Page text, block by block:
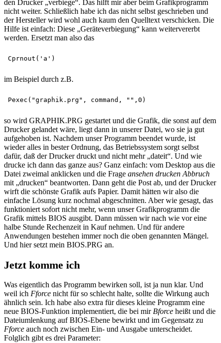
den Drucker „verbiege“. Das hilft mir aber beim Grafikprogramm
nicht weiter. Schließlich habe ich das nicht selbst geschrieben und
der Hersteller wird wohl auch kaum den Quelltext verschicken. Die
Hilfe ist einfach: Diese „Geräteverbiegung“ kann weitervererbt
werden. Ersetzt man also das
im Beispiel durch z.B.
so wird GRAPHIK.PRG gestartet und die Grafik, die sonst auf dem
Drucker gelandet wäre, liegt dann in unserer Datei, wo sie ja gut
aufgehoben ist. Nachdem unser Programm beendet wurde, ist
wieder alles in bester Ordnung, das Betriebssystem sorgt selbst
dafür, daß der Drucker druckt und nicht mehr „dateit“. Und wie
drucke ich dann das ganze aus? Ganz einfach: vom Desktop aus die
Datei zweimal anklicken und die Frage ansehen drucken Abbruch
mit „drucken“ beantworten. Dann geht die Post ab, und der Drucker
wirft die schönste Grafik aufs Papier. Damit hätten wir also die
einfache Lösung kurz nochmal abgeschnitten. Aber wie gesagt, das
funktioniert sofort nicht mehr, wenn unser Grafikprogramm die
Grafik mittels BIOS ausgibt. Dann müssen wir nach wie vor eine
halbe Stunde Rechenzeit in Kauf nehmen. Und für andere
Anwendungen bestehen immer noch die oben genannten Mängel.
Und hier setzt mein BIOS.PRG an.
Jetzt komme ich
Was eigentlich das Programm bewirken soll, ist ja nun klar. Und
weil ich Fforce nicht für so schlecht halte, sollte die Wirkung auch
ähnlich sein. Ich habe also extra für dieses kleine Programm eine
neue BIOS-Funktion implementiert, die bei mir Bforce heißt und die
Dateiumlenkung auf BIOS-Ebene bewirkt und im Gegensatz zu
Fforce auch noch zwischen Ein- und Ausgabe unterscheidet.
Folglich gibt es drei Parameter: